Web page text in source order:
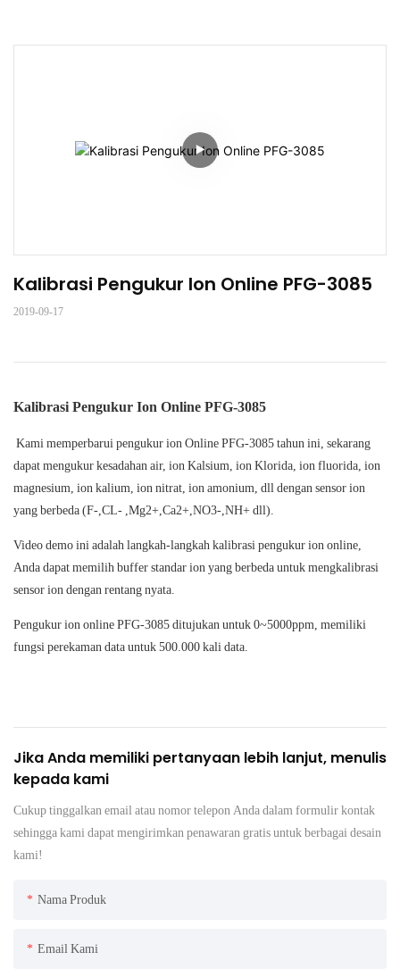
Kalibrasi Pengukur Ion Online PFG-3085
2019-09-17
Kalibrasi Pengukur Ion Online PFG-3085
Kami memperbarui pengukur ion Online PFG-3085 tahun ini, sekarang
dapat mengukur kesadahan air, ion Kalsium, ion Klorida, ion fluorida, ion
magnesium, ion kalium, ion nitrat, ion amonium, dll dengan sensor ion
yang berbeda (F-,CL- ,Mg2+,Ca2+,NO3-,NH+ dll).
Video demo ini adalah langkah-langkah kalibrasi pengukur ion online,
Anda dapat memilih buffer standar ion yang berbeda untuk mengkalibrasi
sensor ion dengan rentang nyata.
Pengukur ion online PFG-3085 ditujukan untuk 0~5000ppm, memiliki
fungsi perekaman data untuk 500.000 kali data.
Jika Anda memiliki pertanyaan lebih lanjut, menulis
kepada kami
Cukup tinggalkan email atau nomor telepon Anda dalam formulir kontak
sehingga kami dapat mengirimkan penawaran gratis untuk berbagai desain
kami!
Nama Produk
Email Kami